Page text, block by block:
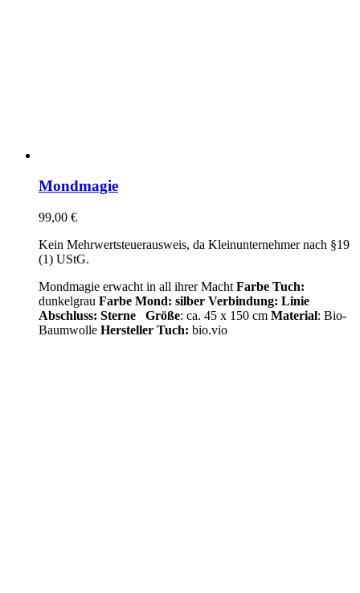
Mondmagie
99,00 €
Kein Mehrwertsteuerausweis, da Kleinunternehmer nach §19
(1) UStG.
Mondmagie erwacht in all ihrer Macht Farbe Tuch:
dunkelgrau Farbe Mond: silber Verbindung: Linie
Abschluss: Sterne
Größe: ca. 45 x 150 cm Material: Bio-
Baumwolle Hersteller Tuch: bio.vio